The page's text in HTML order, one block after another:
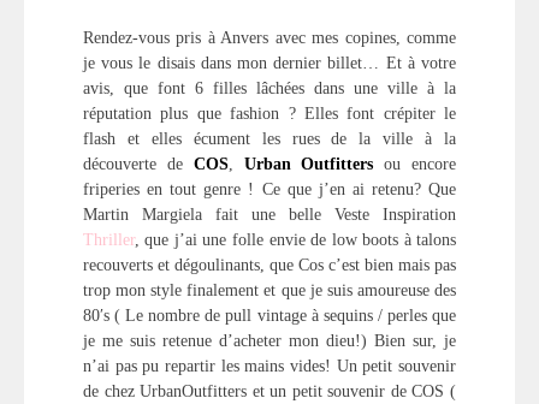
Rendez-vous pris à Anvers avec mes copines, comme
je vous le disais dans mon dernier billet… Et à votre
avis, que font 6 filles lâchées dans une ville à la
réputation plus que fashion ? Elles font crépiter le
flash et elles écument les rues de la ville à la
découverte de COS, Urban Outfitters ou encore
friperies en tout genre ! Ce que j’en ai retenu? Que
Martin Margiela fait une belle Veste Inspiration
Thriller, que j’ai une folle envie de low boots à talons
recouverts et dégoulinants, que Cos c’est bien mais pas
trop mon style finalement et que je suis amoureuse des
80′s ( Le nombre de pull vintage à sequins / perles que
je me suis retenue d’acheter mon dieu!) Bien sur, je
n’ai pas pu repartir les mains vides! Un petit souvenir
de chez UrbanOutfitters et un petit souvenir de COS (